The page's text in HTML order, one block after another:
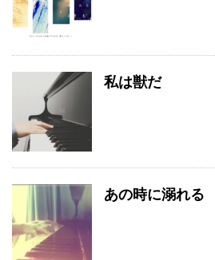
私は獣だ
あの時に溺れる